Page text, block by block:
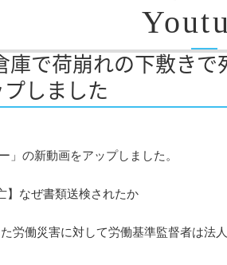
庫で荷崩れの下敷きで
しました
」の新動画をアップしました。
】なぜ書類送検されたか
労働災害に対して労働基準監督者は法